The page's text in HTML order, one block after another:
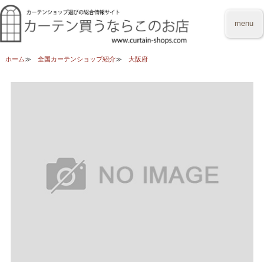
menu
ホーム 全国カーテンショップ紹介 大阪府